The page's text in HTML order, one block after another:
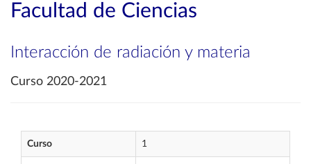
Facultad de Ciencias
Interacción de radiación y materia
Curso 2020-2021
Curso 1